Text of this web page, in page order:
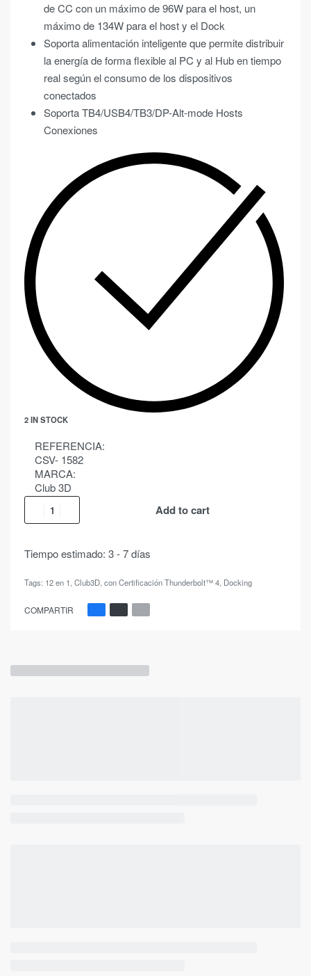
de CC con un máximo de 96W para el host, un
máximo de 134W para el host y el Dock
Soporta alimentación inteligente que permite distribuir
la energía de forma flexible al PC y al Hub en tiempo
real según el consumo de los dispositivos
conectados
Soporta TB4/USB4/TB3/DP-Alt-mode Hosts
Conexiones
2 IN STOCK
REFERENCIA:
CSV- 1582
MARCA:
Club 3D
Add to cart
Tiempo estimado: 3 - 7 días
Tags: 12 en 1, Club3D, con Certificación Thunderbolt™ 4, Docking
COMPARTIR